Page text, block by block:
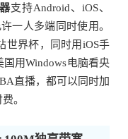
支持Android、iOS、
一人多端同时使用。
世界杯，同时用iOS手
用Windows电脑看央
直播，都可以同时加
。